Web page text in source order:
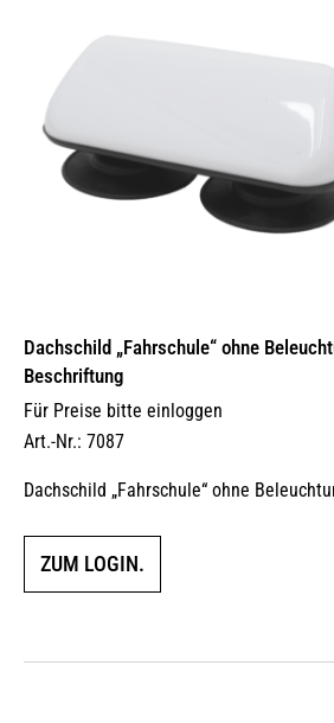
Dachschild „Fahrschule“ ohne
Beschriftung
Für Preise bitte einloggen
Art.-Nr.: 7087
Dachschild „Fahrschule“ ohne
ZUM LOGIN.